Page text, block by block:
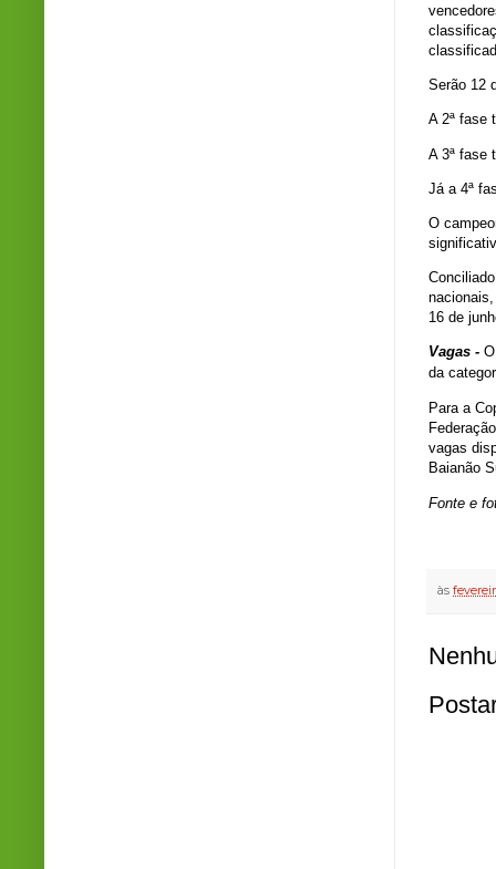
Serão 12
A 2ª fase
A 3ª fase
Já a 4ª
O
16 de
Vagas -
da
Para a
vagas
Baianão
Fonte e
às